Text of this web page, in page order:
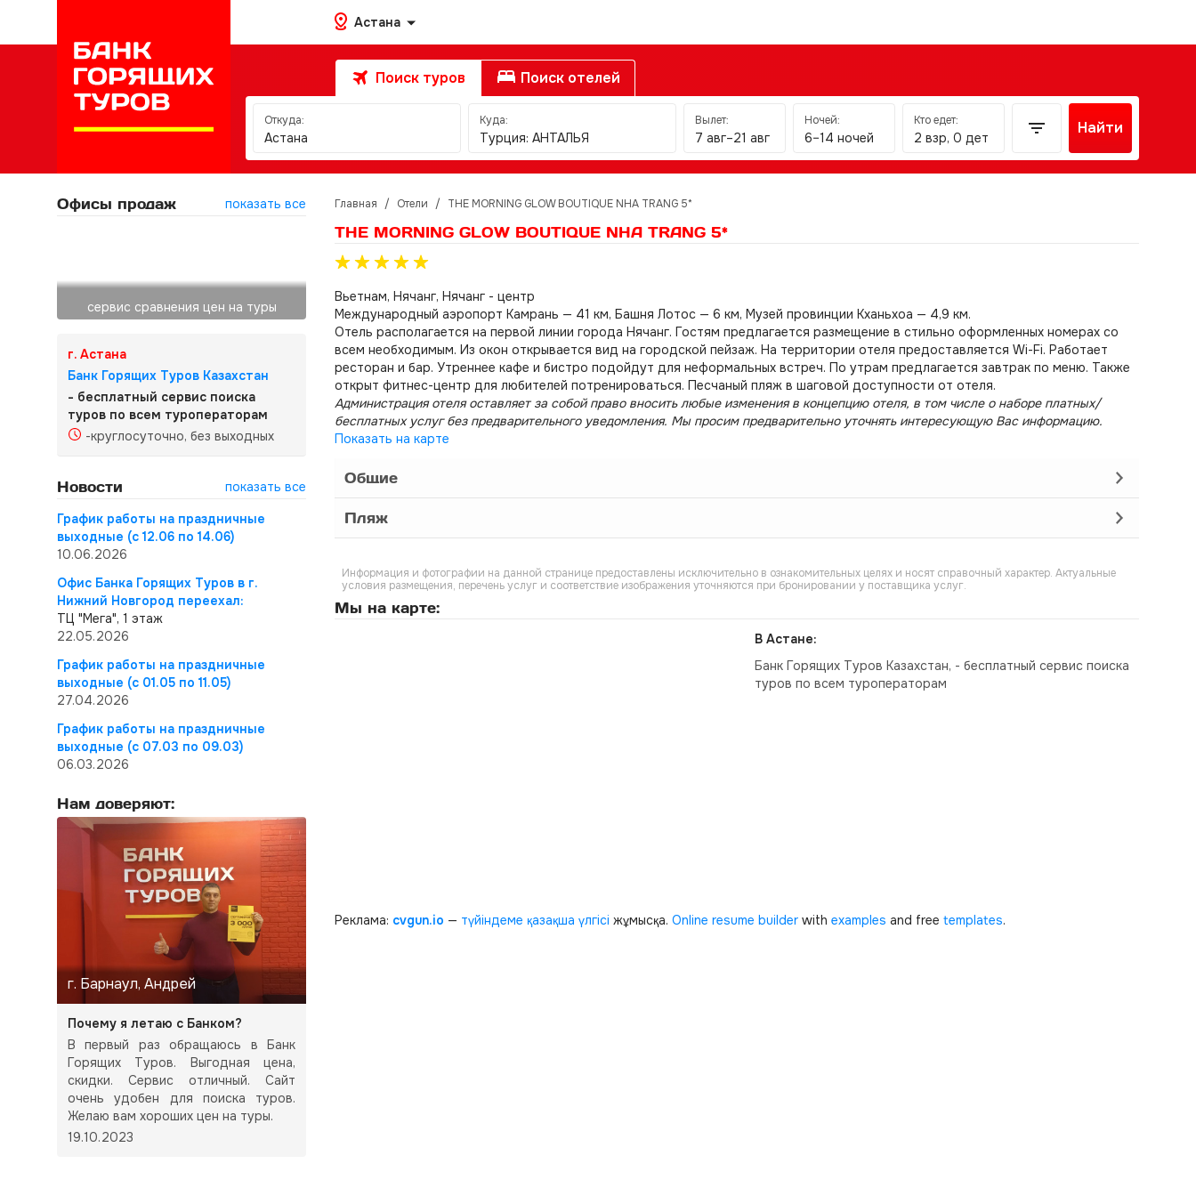
Астана
Поиск туров Поиск отелей
Откуда:
Астана
Куда:
Турция: АНТАЛЬЯ
Вылет:
7 авг–21 авг
Ночей:
6–14 ночей
Кто едет:
2 взр, 0 дет
Найти
Офисы продаж показать все
сервис сравнения цен на туры
г. Астана
Банк Горящих Туров Казахстан
- бесплатный сервис поиска
туров по всем туроператорам
-круглосуточно, без выходных
Новости
показать все
График работы на праздничные
выходные (с 12.06 по 14.06)
10.06.2026
Офис Банка Горящих Туров в г.
Нижний Новгород переехал:
ТЦ "Мега", 1 этаж
22.05.2026
График работы на праздничные
выходные (с 01.05 по 11.05)
27.04.2026
График работы на праздничные
выходные (с 07.03 по 09.03)
06.03.2026
Нам доверяют:
г. Барнаул, Андрей
Почему я летаю с Банком?
В первый раз обращаюсь в Банк
Горящих Туров. Выгодная цена,
скидки. Сервис отличный. Сайт
очень удобен для поиска туров.
Желаю вам хороших цен на туры.
19.10.2023
Главная / Отели / THE MORNING GLOW BOUTIQUE NHA TRANG 5*
THE MORNING GLOW BOUTIQUE NHA TRANG 5*
Вьетнам, Нячанг, Нячанг - центр
Международный аэропорт Камрань — 41 км, Башня Лотос — 6 км, Музей провинции Кханьхоа — 4,9 км.
Отель располагается на первой линии города Нячанг. Гостям предлагается размещение в стильно оформленных номерах со
всем необходимым. Из окон открывается вид на городской пейзаж. На территории отеля предоставляется Wi-Fi. Работает
ресторан и бар. Утреннее кафе и бистро подойдут для неформальных встреч. По утрам предлагается завтрак по меню. Также
открыт фитнес-центр для любителей потренироваться. Песчаный пляж в шаговой доступности от отеля.
Администрация отеля оставляет за собой право вносить любые изменения в концепцию отеля, в том числе о наборе платных/
бесплатных услуг без предварительного уведомления. Мы просим предварительно уточнять интересующую Вас информацию.
Показать на карте
Общие
Пляж
Информация и фотографии на данной странице предоставлены исключительно в ознакомительных целях и носят справочный характер. Актуальные
условия размещения, перечень услуг и соответствие изображения уточняются при бронировании у поставщика услуг.
Мы на карте:
В Астане:
Банк Горящих Туров Казахстан, - бесплатный сервис поиска
туров по всем туроператорам
Реклама: cvgun.io — түйіндеме қазақша үлгісі жұмысқа. Online resume builder with examples and free templates.